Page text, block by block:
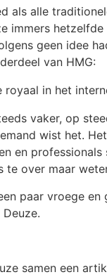
als alle
immers
geen idee
van HMG:
in het
vaker, op
wist het.
en
over maar
paar vroege
samen een